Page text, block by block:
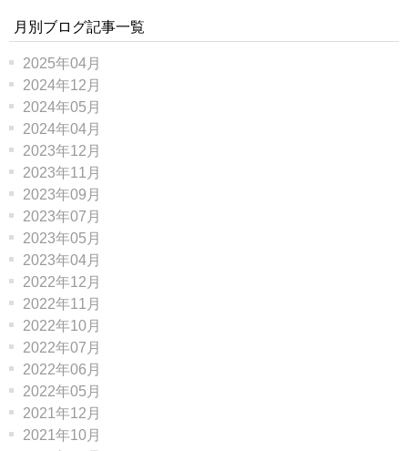
月別ブログ記事一覧
2025年04月
2024年12月
2024年05月
2024年04月
2023年12月
2023年11月
2023年09月
2023年07月
2023年05月
2023年04月
2022年12月
2022年11月
2022年10月
2022年07月
2022年06月
2022年05月
2021年12月
2021年10月